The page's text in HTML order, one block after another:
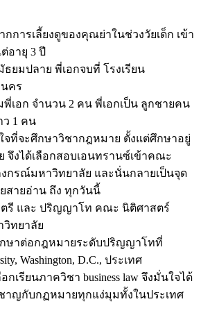
กการเลี้ยงดูของคุณย่าในช่วงวัยเด็ก เข้า
อายุ 3 ปี
ยมปลาย พี่เอกจบที่ โรงเรียน
คร
เอก จำนวน 2 คน พี่เอกเป็น ลูกชายคน
ว 1 คน
จที่จะศึกษาวิชากฎหมาย ตั้งแต่ศึกษาอยู่
จึงได้เลือกสอบเอนทรานซ์เข้าคณะ
กรณ์มหาวิทยาลัย และนั่นกลายเป็นจุด
สายอ่าน ถึง ทุกวันนี้
รี และ ปริญญาโท คณะ นิติศาสตร์
ทยาลัย
ษาต่อกฎหมายระดับปริญญาโทที่
Washington, D.C., ประเทศ
กเรียนภาควิชา business law จึงมั่นใจได้
าญกับกฏหมายทุกแง่มุมทั้งในประเทศ